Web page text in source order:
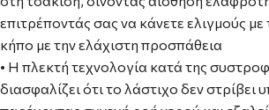
επιτρέποντάς σας να κάνετε ελιγμούς
κήπο με την ελάχιστη προσπάθεια
• Η πλεκτή τεχνολογία κατά της
διασφαλίζει ότι το λάστιχο δεν στρίβει